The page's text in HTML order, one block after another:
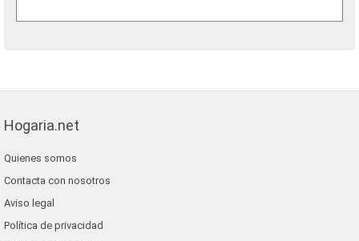
Hogaria.net
Quienes somos
Contacta con nosotros
Aviso legal
Política de privacidad